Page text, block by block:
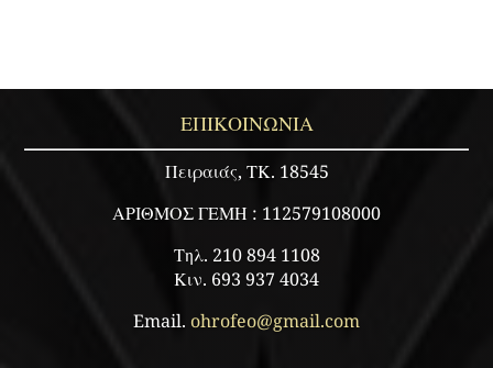
ΕΠΙΚΟΙΝΩΝΙΑ
Πειραιάς, ΤΚ. 18545
ΑΡΙΘΜΟΣ ΓΕΜΗ : 112579108000
Τηλ. 210 894 1108
Κιν. 693 937 4034
Email. ohrofeo@gmail.com